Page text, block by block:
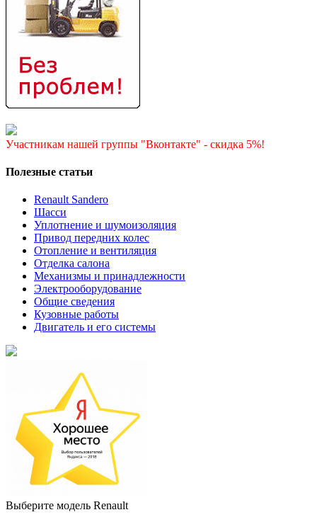
Участникам нашей группы "Вконтакте" - скидка 5%!
Полезные статьи
Renault Sandero
Шасси
Уплотнение и шумоизоляция
Привод передних колес
Отопление и вентиляция
Отделка салона
Механизмы и принадлежности
Электрооборудование
Общие сведения
Кузовные работы
Двигатель и его системы
Выберите модель Renault